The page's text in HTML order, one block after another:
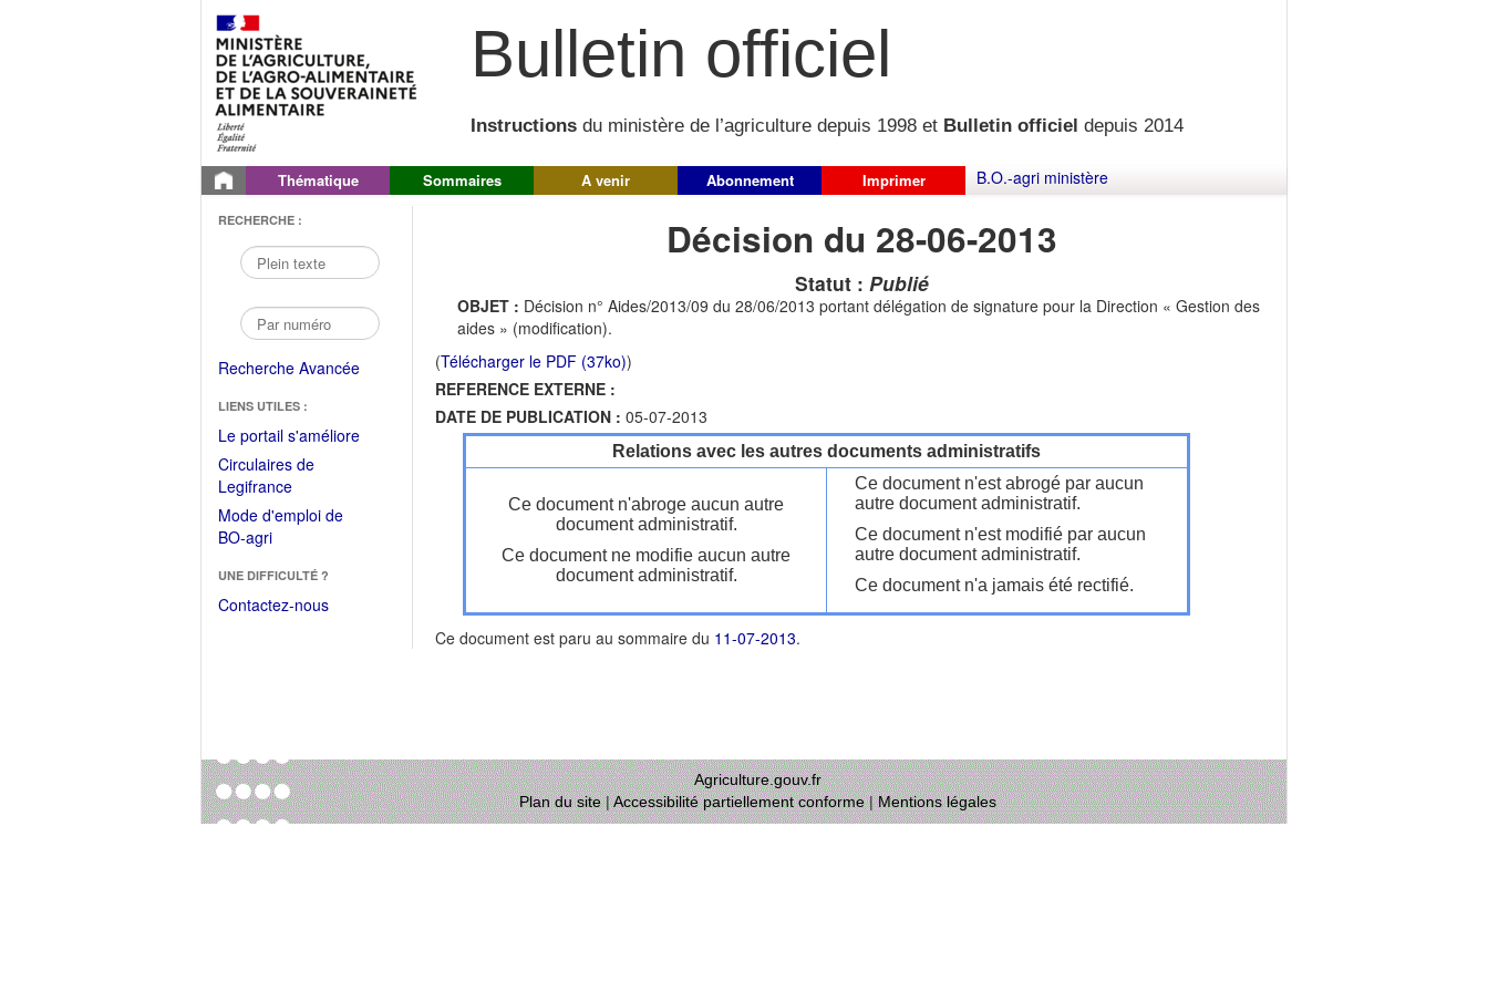
Bulletin officiel
Instructions du ministère de l’agriculture depuis 1998 et Bulletin officiel depuis 2014
Thématique Sommaires A venir Abonnement Imprimer B.O.-agri ministère
RECHERCHE :
Recherche Avancée
LIENS UTILES :
Le portail s'améliore(Fichier
Circulaires de
Legifrance(Ouvrir
dans
une
fenêtre)
Mode d'emploi de
BO-agri(Ouvrir
une
nouvelle
UNE DIFFICULTÉ ?
Contactez-nous
Décision du 28-06-2013
Statut : Publié
OBJET : Décision n° Aides/2013/09 du 28/06/2013 portant délégation de signature pour la Direction « Gestion des
aides » (modification).
(Télécharger le PDF (37ko))
REFERENCE EXTERNE :
DATE DE PUBLICATION : 05-07-2013
Relations avec les autres documents administratifs
Ce document n'abroge aucun autre
document administratif.
Ce document ne modifie aucun autre
document administratif.
Ce document n'est abrogé par aucun
autre document administratif.
Ce document n'est modifié par aucun
autre document administratif.
Ce document n'a jamais été rectifié.
Ce document est paru au sommaire du 11-07-2013.
Agriculture.gouv.fr
Plan du site|Accessibilité partiellement conforme|Mentions légales